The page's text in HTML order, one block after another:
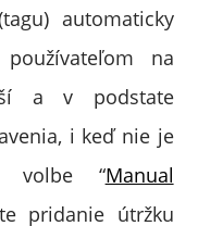
automaticky
na
a v podstate
i keď nie je
volbe “Manual
pridanie útržku